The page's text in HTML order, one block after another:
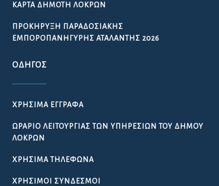
ΚΆΡΤΑ ΔΗΜΌΤΗ ΛΟΚΡΏΝ
ΠΡΟΚΉΡΥΞΗ ΠΑΡΑΔΟΣΙΑΚΉΣ
ΕΜΠΟΡΟΠΑΝΉΓΥΡΗΣ ΑΤΑΛΆΝΤΗΣ 2026
ΟΔΗΓΌΣ
ΧΡΉΣΙΜΑ ΈΓΓΡΑΦΑ
ΩΡΆΡΙΟ ΛΕΙΤΟΥΡΓΊΑΣ ΤΩΝ ΥΠΗΡΕΣΙΏΝ ΤΟΥ ΔΉΜΟΥ
ΛΟΚΡΏΝ
ΧΡΉΣΙΜΑ ΤΗΛΈΦΩΝΑ
ΧΡΉΣΙΜΟΙ ΣΎΝΔΕΣΜΟΙ